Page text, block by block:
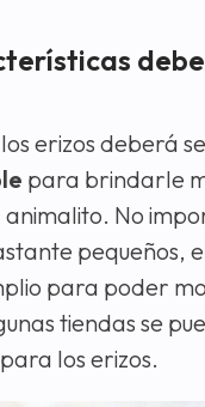
erizos deberá
para brindarle
No
pequeños,
para poder
tiendas se
los erizos.